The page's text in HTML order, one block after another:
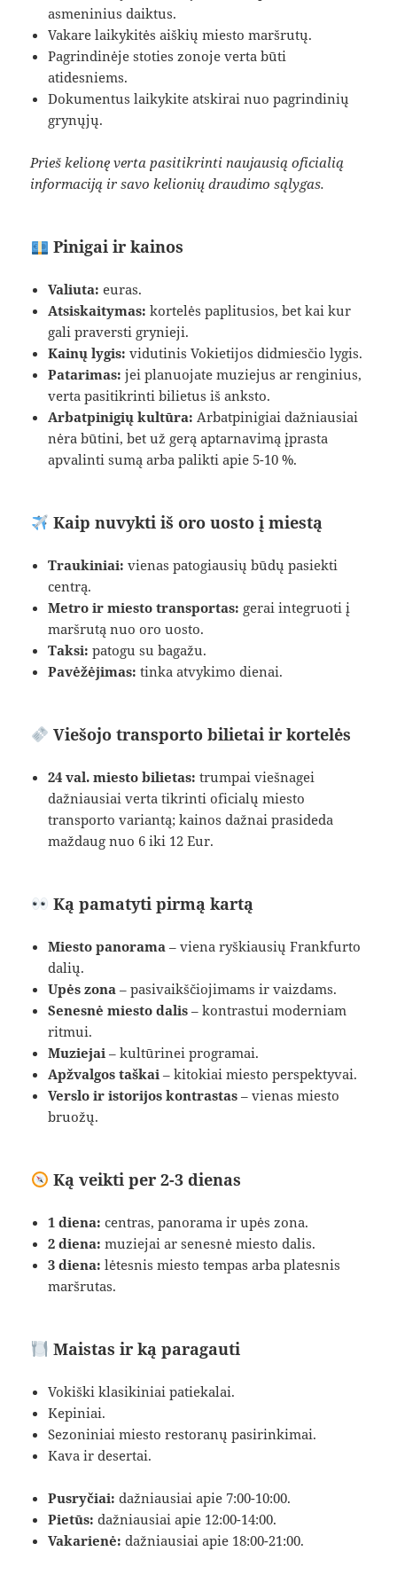
asmeninius daiktus.
Vakare laikykitės aiškių miesto maršrutų.
Pagrindinėje stoties zonoje verta būti
atidesniems.
Dokumentus laikykite atskirai nuo pagrindinių
grynųjų.
Prieš kelionę verta pasitikrinti naujausią oficialią
informaciją ir savo kelionių draudimo sąlygas.
Pinigai ir kainos
Valiuta: euras.
Atsiskaitymas: kortelės paplitusios, bet kai kur
gali praversti grynieji.
Kainų lygis: vidutinis Vokietijos didmiesčio lygis.
Patarimas: jei planuojate muziejus ar renginius,
verta pasitikrinti bilietus iš anksto.
Arbatpinigių kultūra: Arbatpinigiai dažniausiai
nėra būtini, bet už gerą aptarnavimą įprasta
apvalinti sumą arba palikti apie 5-10 %.
Kaip nuvykti iš oro uosto į miestą
Traukiniai: vienas patogiausių būdų pasiekti
centrą.
Metro ir miesto transportas: gerai integruoti į
maršrutą nuo oro uosto.
Taksi: patogu su bagažu.
Pavėžėjimas: tinka atvykimo dienai.
Viešojo transporto bilietai ir kortelės
24 val. miesto bilietas: trumpai viešnagei
dažniausiai verta tikrinti oficialų miesto
transporto variantą; kainos dažnai prasideda
maždaug nuo 6 iki 12 Eur.
Ką pamatyti pirmą kartą
Miesto panorama – viena ryškiausių Frankfurto
dalių.
Upės zona – pasivaikščiojimams ir vaizdams.
Senesnė miesto dalis – kontrastui moderniam
ritmui.
Muziejai – kultūrinei programai.
Apžvalgos taškai – kitokiai miesto perspektyvai.
Verslo ir istorijos kontrastas – vienas miesto
bruožų.
Ką veikti per 2-3 dienas
1 diena: centras, panorama ir upės zona.
2 diena: muziejai ar senesnė miesto dalis.
3 diena: lėtesnis miesto tempas arba platesnis
maršrutas.
Maistas ir ką paragauti
Vokiški klasikiniai patiekalai.
Kepiniai.
Sezoniniai miesto restoranų pasirinkimai.
Kava ir desertai.
Pusryčiai: dažniausiai apie 7:00-10:00.
Pietūs: dažniausiai apie 12:00-14:00.
Vakarienė: dažniausiai apie 18:00-21:00.